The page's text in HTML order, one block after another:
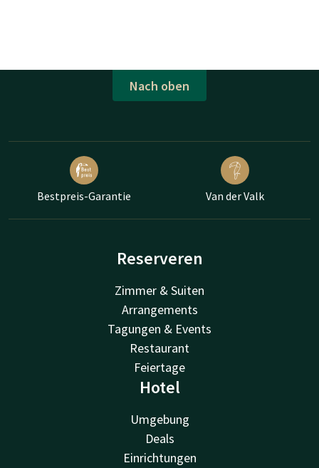
Nach oben
Bestpreis-Garantie Van der Valk
Reserveren
Zimmer & Suiten
Arrangements
Tagungen & Events
Restaurant
Feiertage
Hotel
Umgebung
Deals
Einrichtungen